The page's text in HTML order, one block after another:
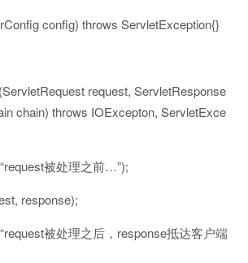
config) throws ServletException{}
request, ServletResponse
chain) throws IOExcepton, ServletExce
被处理之前…”);
response);
被处理之后，response抵达客户端